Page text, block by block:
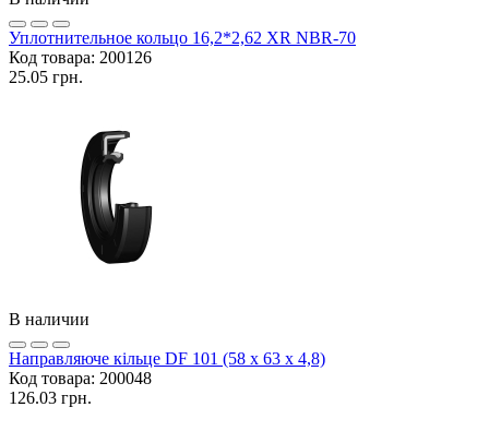
Уплотнительное кольцо 16,2*2,62 XR NBR-70
Код товара: 200126
25.05 грн.
В наличии
Направляюче кільце DF 101 (58 x 63 x 4,8)
Код товара: 200048
126.03 грн.